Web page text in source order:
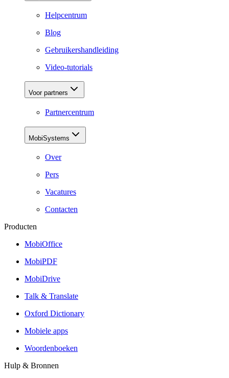
Helpcentrum
Blog
Gebruikershandleiding
Video-tutorials
Voor partners
Partnercentrum
MobiSystems
Over
Pers
Vacatures
Contacten
Producten
MobiOffice
MobiPDF
MobiDrive
Talk & Translate
Oxford Dictionary
Mobiele apps
Woordenboeken
Hulp & Bronnen